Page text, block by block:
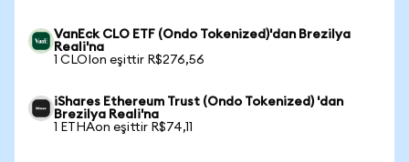
VanEck CLO ETF (Ondo Tokenized)'dan Brezilya
Reali'na
1 CLOIon eşittir R$276,56
iShares Ethereum Trust (Ondo Tokenized) 'dan
Brezilya Reali'na
1 ETHAon eşittir R$74,11